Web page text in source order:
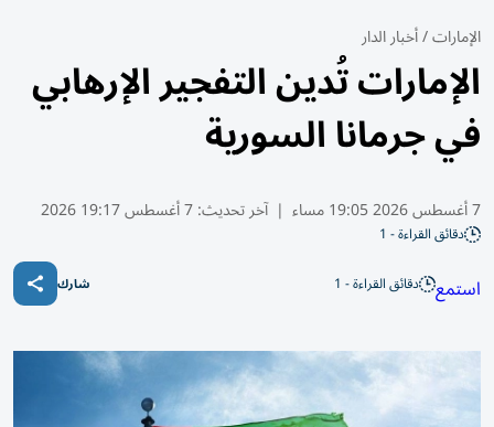
الإمارات/أخبار الدار
الإمارات تُدين التفجير الإرهابي
في جرمانا السورية
7 أغسطس 2026 19:05 مساء | آخر تحديث:7 أغسطس 19:17 2026
دقائق القراءة - 1
استمع دقائق القراءة - 1 شارك